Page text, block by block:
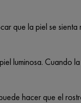
que la piel se
luminosa. Cuando
hacer que el